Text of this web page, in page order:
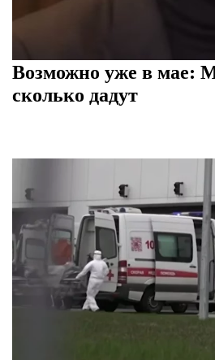
Возможно уже в мае:
сколько дадут